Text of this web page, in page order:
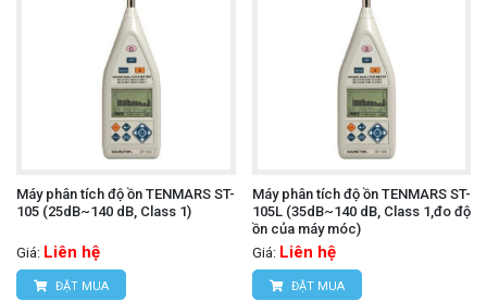
Máy phân tích độ ồn TENMARS ST-
105 (25dB~140 dB, Class 1)
Giá: Liên hệ
ĐẶT MUA
Máy phân tích độ ồn TENMARS ST-
105L (35dB~140 dB, Class 1,đo độ
ồn của máy móc)
Giá: Liên hệ
ĐẶT MUA